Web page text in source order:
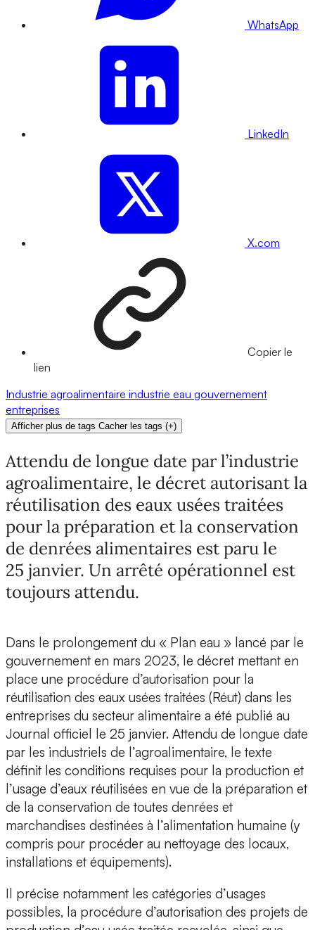
WhatsApp
LinkedIn
X.com
Copier le
lien
Industrie agroalimentaire industrie eau gouvernement
entreprises
Afficher plus de tags Cacher les tags (+)
Attendu de longue date par l’industrie
agroalimentaire, le décret autorisant la
réutilisation des eaux usées traitées
pour la préparation et la conservation
de denrées alimentaires est paru le
25 janvier. Un arrêté opérationnel est
toujours attendu.
Dans le prolongement du « Plan eau » lancé par le
gouvernement en mars 2023, le décret mettant en
place une procédure d’autorisation pour la
réutilisation des eaux usées traitées (Réut) dans les
entreprises du secteur alimentaire a été publié au
Journal officiel le 25 janvier. Attendu de longue date
par les industriels de l’agroalimentaire, le texte
définit les conditions requises pour la production et
l’usage d’eaux réutilisées en vue de la préparation et
de la conservation de toutes denrées et
marchandises destinées à l’alimentation humaine (y
compris pour procéder au nettoyage des locaux,
installations et équipements).
Il précise notamment les catégories d’usages
possibles, la procédure d’autorisation des projets de